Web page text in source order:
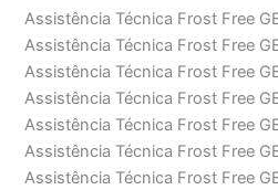
Assistência Técnica Frost Free
Assistência Técnica Frost Free
Assistência Técnica Frost Free
Assistência Técnica Frost Free
Assistência Técnica Frost Free
Assistência Técnica Frost Free
Assistência Técnica Frost Free